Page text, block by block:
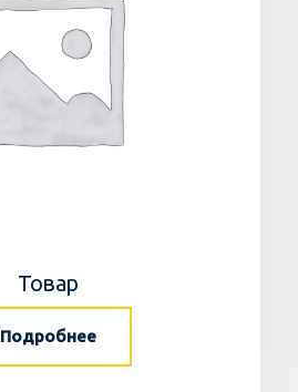
Товар
Подробнее